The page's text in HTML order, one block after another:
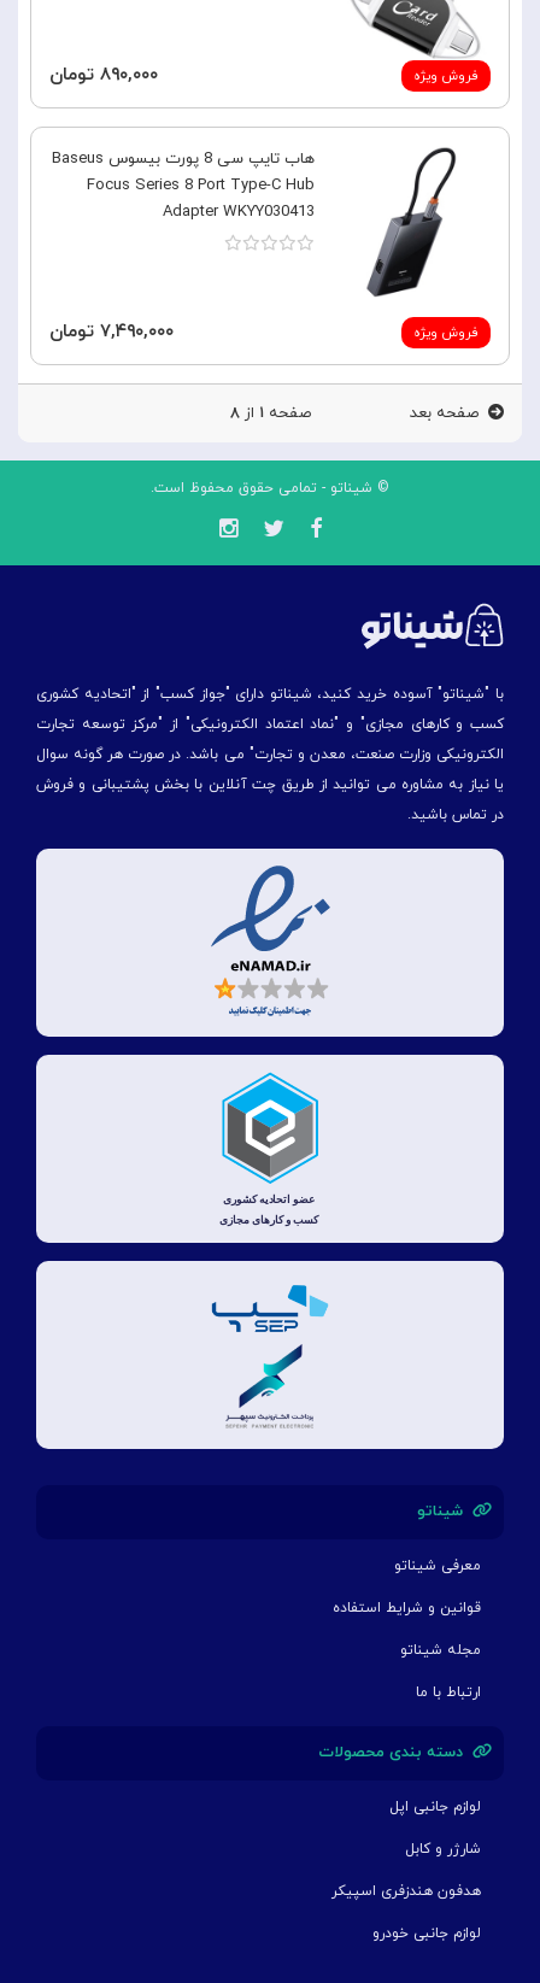
فروش ویژه ۸۹۰,۰۰۰ تومان
فروش ویژه
هاب تایپ سی 8 پورت بیسوس Baseus
Focus Series 8 Port Type-C Hub
Adapter WKYY030413
۷,۴۹۰,۰۰۰ تومان
صفحه بعد صفحه۱ از۸
© شیناتو - تمامی حقوق محفوظ است.
با "شیناتو" آسوده خرید کنید، شیناتو دارای "جواز کسب" از "اتحادیه کشوری
کسب و کارهای مجازی" و "نماد اعتماد الکترونیکی" از "مركز توسعه تجارت
الكترونیكی وزارت صنعت، معدن و تجارت" می باشد. در صورت هر گونه سوال
یا نیاز به مشاوره می توانید از طریق چت آنلاین با بخش پشتیبانی و فروش
در تماس باشید.
شیناتو
معرفی شیناتو
قوانین و شرایط استفاده
مجله شیناتو
ارتباط با ما
دسته بندی محصولات
لوازم جانبی اپل
شارژر و کابل
هدفون هندزفری اسپیکر
لوازم جانبی خودرو